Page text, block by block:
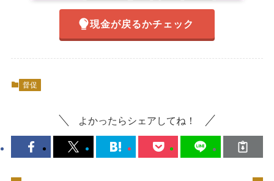
現金が戻るかチェック
督促
よかったらシェアしてね！